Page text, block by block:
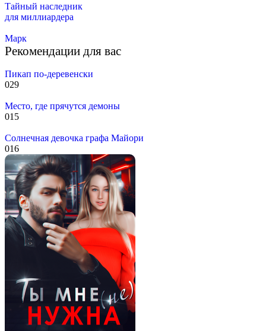
Тайный наследник
для миллиардера
Марк
Рекомендации для вас
Пикап по-деревенски
029
Место, где прячутся демоны
015
Солнечная девочка графа Майори
016